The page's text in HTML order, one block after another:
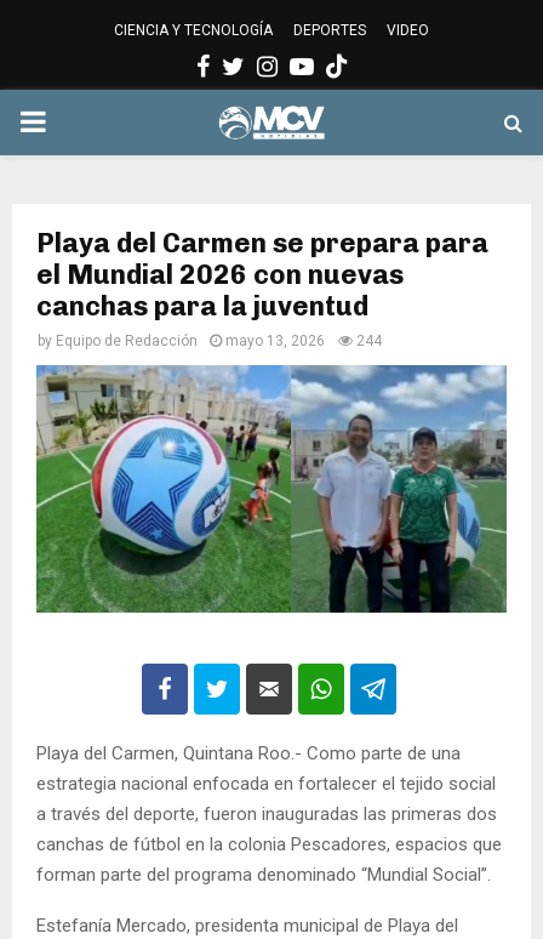
CIENCIA Y TECNOLOGÍA DEPORTES VIDEO
Facebook
Twitter
Instagram
Youtube
PRIMARY
Playa del Carmen se prepara para
el Mundial 2026 con nuevas
canchas para la juventud
by Equipo de Redacción mayo 13, 2026 244
Playa del Carmen, Quintana Roo.- Como parte de una
estrategia nacional enfocada en fortalecer el tejido social
a través del deporte, fueron inauguradas las primeras dos
canchas de fútbol en la colonia Pescadores, espacios que
forman parte del programa denominado “Mundial Social”.
Estefanía Mercado, presidenta municipal de Playa del